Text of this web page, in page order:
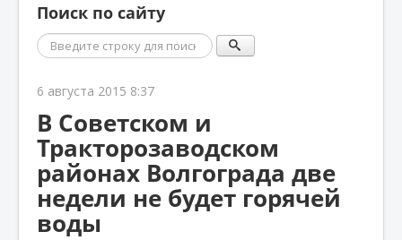
Поиск по сайту
Поиск
6 августа 2015 8:37
В Советском и
Тракторозаводском
районах Волгограда две
недели не будет горячей
воды